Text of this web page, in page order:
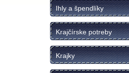
Ihly a špendlíky
Krajčírske potreby
Krajky